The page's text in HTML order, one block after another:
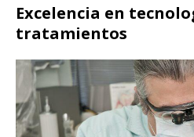
Excelencia en
tratamientos